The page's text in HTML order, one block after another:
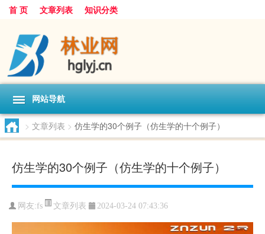
首 页 文章列表 知识分类
网站导航
> 文章列表 > 仿生学的30个例子（仿生学的十个例子）
仿生学的30个例子（仿生学的十个例子）
网友:fs 文章列表 2024-03-24 07:43:36